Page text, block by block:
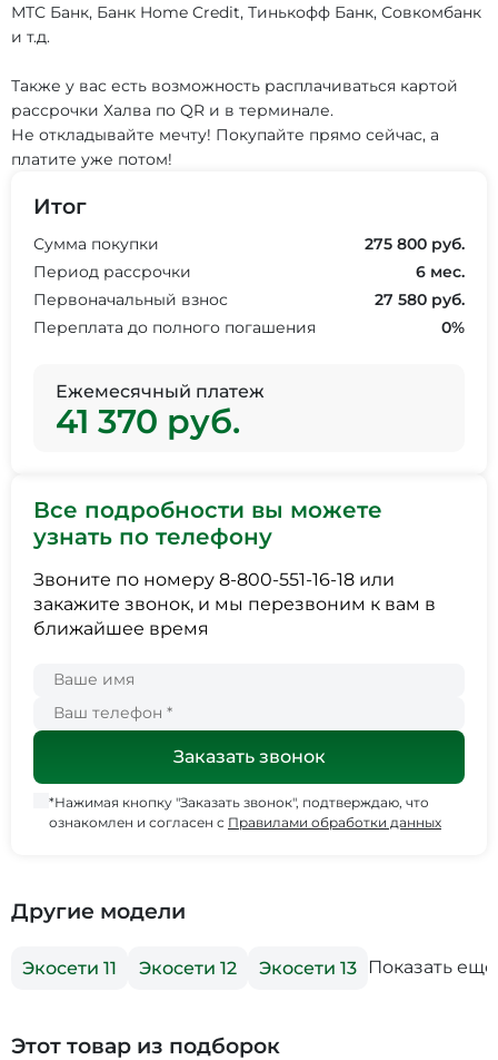
МТС Банк, Банк Home Credit, Тинькофф Банк, Совкомбанк
и т.д.
Также у вас есть возможность расплачиваться картой
рассрочки Халва по QR и в терминале.
Не откладывайте мечту! Покупайте прямо сейчас, а
платите уже потом!
Итог
Сумма покупки 275 800 руб.
Период рассрочки
6 мес.
Первоначальный взнос
27 580 руб.
Переплата до полного погашения
0%
Ежемесячный платеж
41 370 руб.
Все подробности вы можете
узнать по телефону
Звоните по номеру 8-800-551-16-18 или
закажите звонок, и мы перезвоним к вам в
ближайшее время
*Нажимая кнопку "Заказать звонок", подтверждаю, что
ознакомлен и согласен с Правилами обработки данных
Другие модели
Экосети 11 Экосети 12 Экосети 13 Показать еще
Этот товар из подборок